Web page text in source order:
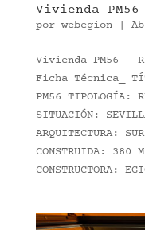
Vivienda PM56
por webegion|
Vivienda PM56
Ficha Técnica_
PM56 TIPOLOGÍA:
SITUACIÓN:
ARQUITECTURA:
CONSTRUIDA: 380
CONSTRUCTORA: